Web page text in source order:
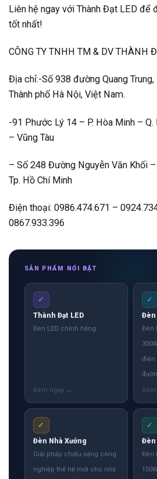
Liên hệ ngay với Thành Đạt LED để
tốt nhất!
CÔNG TY TNHH TM & DV THÀNH
Địa chỉ:-Số 938 đường Quang Trung,
Thành phố Hà Nội, Việt Nam.
-91 Phước Lý 14 – P. Hòa Minh – Q.
– Vũng Tàu
– Số 248 Đường Nguyễn Văn Khối –
Tp. Hồ Chí Minh
Điện thoại: 0986.474.671 –
0867.933.396
SẢN PHẨM NỔI BẬT
✓
Thành Đạt LED
Đèn LED chính hãng
✓
Đèn
Đèn
điện
✓
Đèn Nhà Xưởng
Giải pháp chiếu sáng công
nghiệp thế hệ mới cho nhà
✓
Đèn
Đèn